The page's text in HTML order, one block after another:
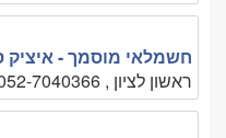
חשמלאי מוסמך - איציק
ראשון לציון , 052-7040366